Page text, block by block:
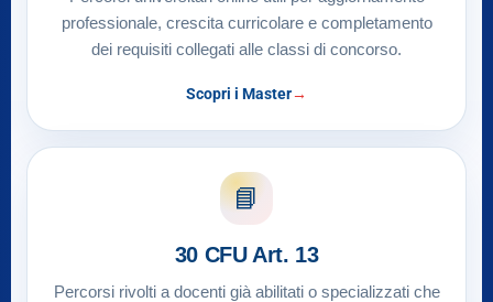
professionale, crescita curricolare e completamento
dei requisiti collegati alle classi di concorso.
Scopri i Master
📘
30 CFU Art. 13
Percorsi rivolti a docenti già abilitati o specializzati che